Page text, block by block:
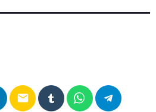
email